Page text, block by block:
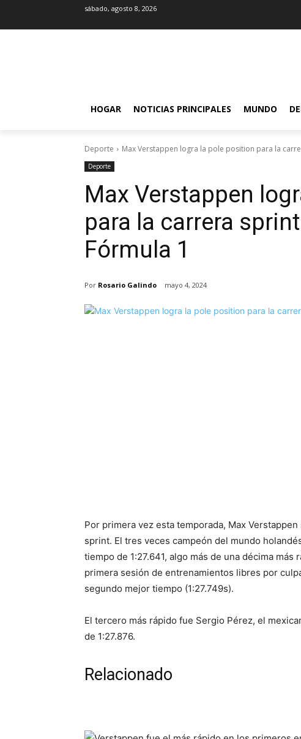
sábado, agosto 8, 2026
HOGAR NOTICIAS PRINCIPALES MUNDO
Deporte Max Verstappen logra la pole position para la
Deporte
Max Verstappen
para la carrera
Fórmula 1
Por Rosario Galindo mayo 4, 2024
Por primera vez esta temporada, Max
sprint. El tres veces campeón del mundo
tiempo de 1:27.641, algo más de una décima
primera sesión de entrenamientos libres por
segundo mejor tiempo (1:27.749s).
El tercero más rápido fue Sergio Pérez, el
de 1:27.876.
Relacionado